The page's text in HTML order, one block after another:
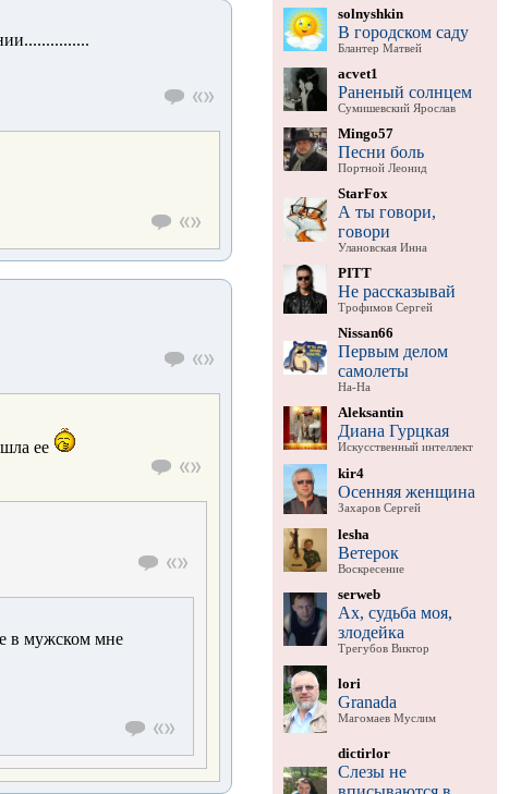
ее
в мужском мне
solnyshkin
В городском саду
Блантер Матвей
acvet1
Раненый солнцем
Сумишевский Ярослав
Mingo57
Песни боль
Портной Леонид
StarFox
А ты говори,
говори
Улановская Инна
PITT
Не рассказывай
Трофимов Сергей
Nissan66
Первым делом
самолеты
На-На
Aleksantin
Диана Гурцкая
Искусственный интеллект
kir4
Осенняя женщина
Захаров Сергей
lesha
Ветерок
Воскресение
serweb
Ах, судьба моя,
злодейка
Трегубов Виктор
lori
Granada
Магомаев Муслим
dictirlor
Слезы не